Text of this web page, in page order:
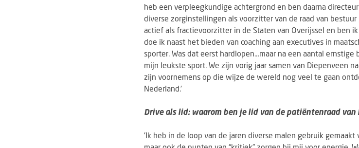
heb een verpleegkundige achtergrond en ben daarna
diverse zorginstellingen als voorzitter van de raad van
actief als fractievoorzitter in de Staten van Overijssel en ben
doe ik naast het bieden van coaching aan executives in
sporter. Was dat eerst hardlopen…maar na een aantal
mijn leukste sport. We zijn vorig jaar samen van Diepenveen
zijn voornemens op die wijze de wereld nog veel te gaan
Nederland.'
Drive als lid: waarom ben je lid van de patiëntenraad van
'Ik heb in de loop van de jaren diverse malen gebruik